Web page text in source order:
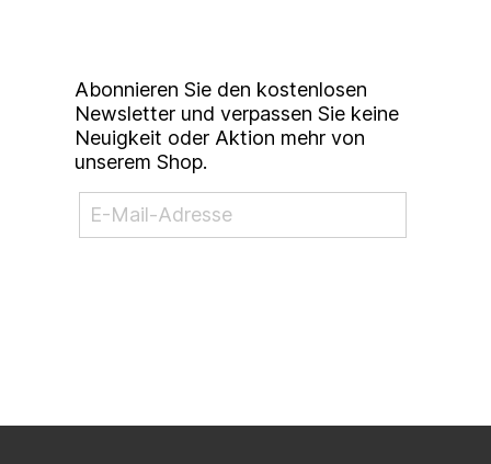
Abonnieren Sie den kostenlosen
Newsletter und verpassen Sie keine
Neuigkeit oder Aktion mehr von
unserem Shop.